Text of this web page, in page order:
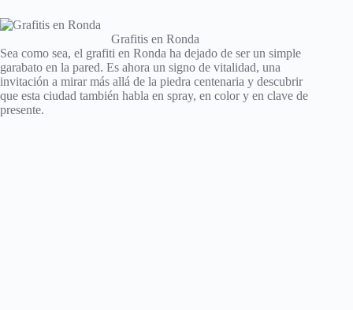
Grafitis en Ronda
Sea como sea, el grafiti en Ronda ha dejado de ser un simple
garabato en la pared. Es ahora un signo de vitalidad, una
invitación a mirar más allá de la piedra centenaria y descubrir
que esta ciudad también habla en spray, en color y en clave de
presente.